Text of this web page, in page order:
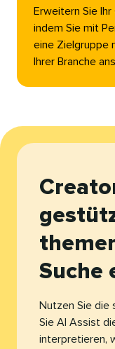
Erweitern Sie
indem Sie mit
eine Zielgruppe
Ihrer Branche
Suche
Nutzen Sie die
Sie AI Assist
interpretieren,